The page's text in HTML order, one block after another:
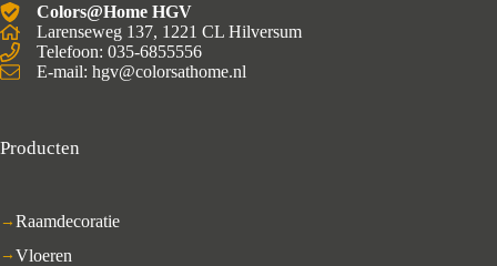
Colors@Home HGV
Larenseweg 137, 1221 CL Hilversum
Telefoon: 035-6855556
E-mail: hgv@colorsathome.nl
Producten
Raamdecoratie
Vloeren